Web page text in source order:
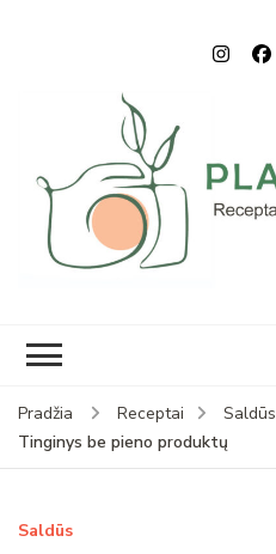
Pradžia Receptai
Saldūs
Tinginys be pieno produktų
Saldūs